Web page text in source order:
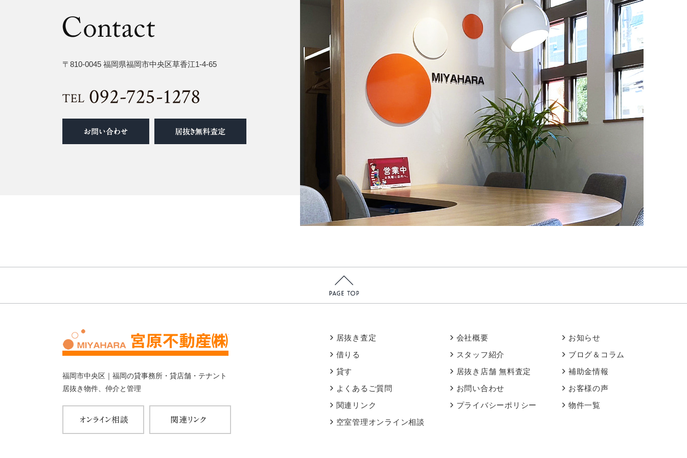
2023年9月
2023年8月
2023年7月
〒810-0045 福岡県福岡市中央区草香江1-4-65
福岡市中央区｜福岡の貸事務所・貸店舗・テナント
居抜き物件、仲介と管理
居抜き査定
借りる
貸す
よくあるご質問
関連リンク
空室管理オンライン相談
会社概要
スタッフ紹介
居抜き店舗 無料査定
お問い合わせ
プライバシーポリシー
お知らせ
ブログ＆コラム
補助金情報
お客様の声
物件一覧